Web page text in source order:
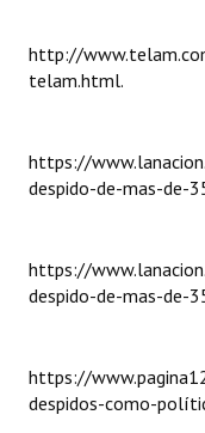
Informes de Unidad
Actas de Audiencias
Comunicaciones
Resoluciones
http://
telam.html.
https://
despido-de-mas-de-
https://
despido-de-mas-de-
https://
despidos-como-